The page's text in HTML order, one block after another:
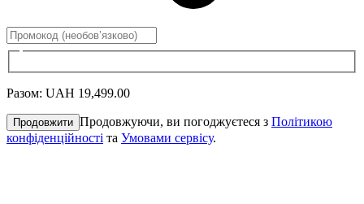
Разом: UAH 19,499.00
Продовжити Продовжуючи, ви погоджуєтеся з Політикою
конфіденційності та Умовами сервісу.